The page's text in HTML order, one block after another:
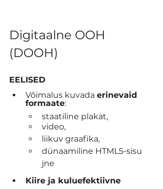
Digitaalne OOH
(DOOH)
EELISED
Võimalus kuvada erinevaid
formaate:
staatiline plakat,
video,
liikuv graafika,
dünaamiline HTML5-sisu
jne
Kiire ja kuluefektiivne